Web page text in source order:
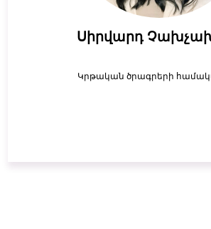
Սիրվարդ
Կրթական ծրագրերի